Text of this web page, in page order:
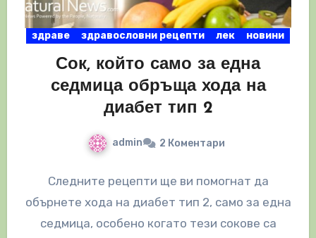
здраве здравословни рецепти лек новини
Сок, който само за една
седмица обръща хода на
диабет тип 2
admin 2 Коментари
Следните рецепти ще ви помогнат да
обърнете хода на диабет тип 2, само за една
седмица, особено когато тези сокове са